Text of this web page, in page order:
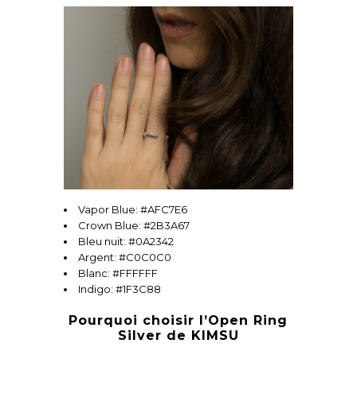
Vapor Blue: #AFC7E6
Crown Blue: #2B3A67
Bleu nuit: #0A2342
Argent: #C0C0C0
Blanc: #FFFFFF
Indigo: #1F3C88
Pourquoi choisir l’Open Ring
Silver de KIMSU